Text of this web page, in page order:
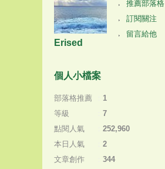
推薦部落格
訂閱關注
留言給他
Erised
個人小檔案
部落格推薦
1
等級
7
點閱人氣
252,960
本日人氣
2
文章創作
344